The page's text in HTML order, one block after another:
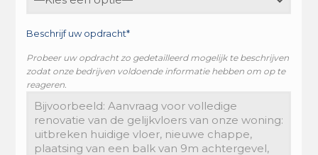
Beschrijf uw opdracht*
Probeer uw opdracht zo gedetailleerd mogelijk te beschrijven
zodat onze bedrijven voldoende informatie hebben om op te
reageren.